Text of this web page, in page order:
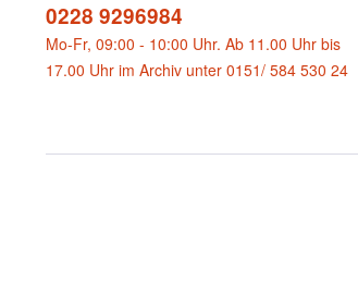
0228 9296984
Mo-Fr, 09:00 - 10:00 Uhr. Ab 11.00 Uhr bis
17.00 Uhr im Archiv unter 0151/ 584 530 24